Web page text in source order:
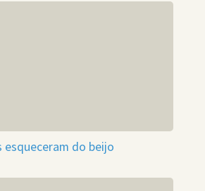
esqueceram do beijo